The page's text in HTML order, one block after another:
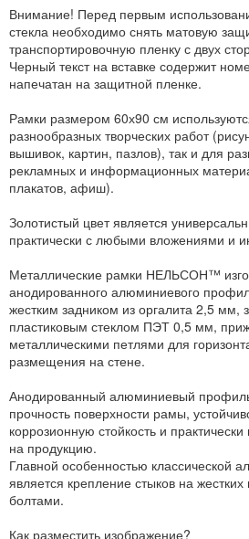
Внимание! Перед первым
стекла необходимо снять матовую
транспортировочную пленку с двух
Черный текст на вставке содержит
напечатан на защитной пленке.
Рамки размером 60х90 см
разнообразных творческих работ
вышивок, картин, пазлов), так и для
рекламных и информационных
плакатов, афиш).
Золотистый цвет является
практически с любыми вложениями и
Металлические рамки НЕЛЬСОН™
анодированного алюминиевого
жестким задником из оргалита 2,5
пластиковым стеклом ПЭТ 0,5 мм,
металлическими петлями для
размещения на стене.
Анодированный алюминиевый
прочность поверхности рамы,
коррозионную стойкость и
на продукцию.
Главной особенностью классической
является крепление стыков на жестких
болтами.
Как разместить изображение?